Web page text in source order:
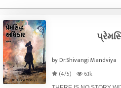
by Dr.Shivangi Mandviya
(4/5)
6.1k